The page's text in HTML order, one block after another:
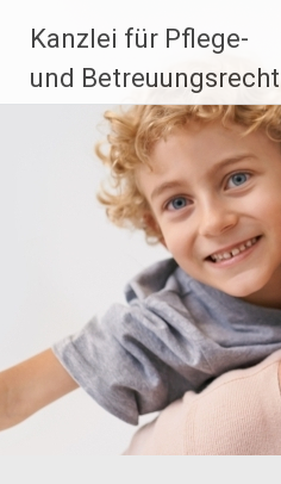
Inhalt
springen
Kanzlei für Pflege-
und Betreuungsrecht